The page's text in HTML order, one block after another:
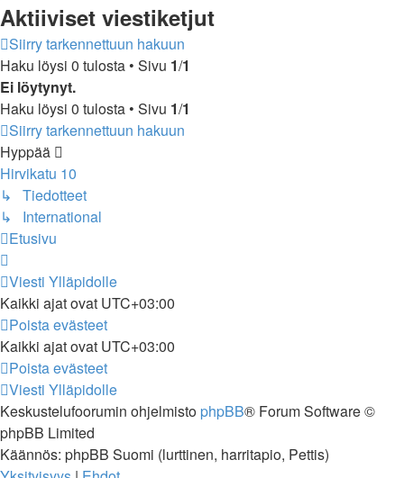
Aktiiviset viestiketjut
Siirry tarkennettuun hakuun
Haku löysi 0 tulosta • Sivu 1/1
Ei löytynyt.
Haku löysi 0 tulosta • Sivu 1/1
Siirry tarkennettuun hakuun
Hyppää
Hirvikatu 10
↳ Tiedotteet
↳ International
Etusivu
Viesti Ylläpidolle
Kaikki ajat ovat UTC+03:00
Poista evästeet
Kaikki ajat ovat UTC+03:00
Poista evästeet
Viesti Ylläpidolle
Keskustelufoorumin ohjelmisto phpBB® Forum Software ©
phpBB Limited
Käännös: phpBB Suomi (lurttinen, harritapio, Pettis)